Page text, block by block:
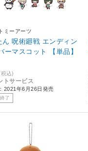
ミーアーツ
ん 呪術廻戦 エンディン
ーマスコット 【単品】
込)
トサービス
2021年6月26日発売
了